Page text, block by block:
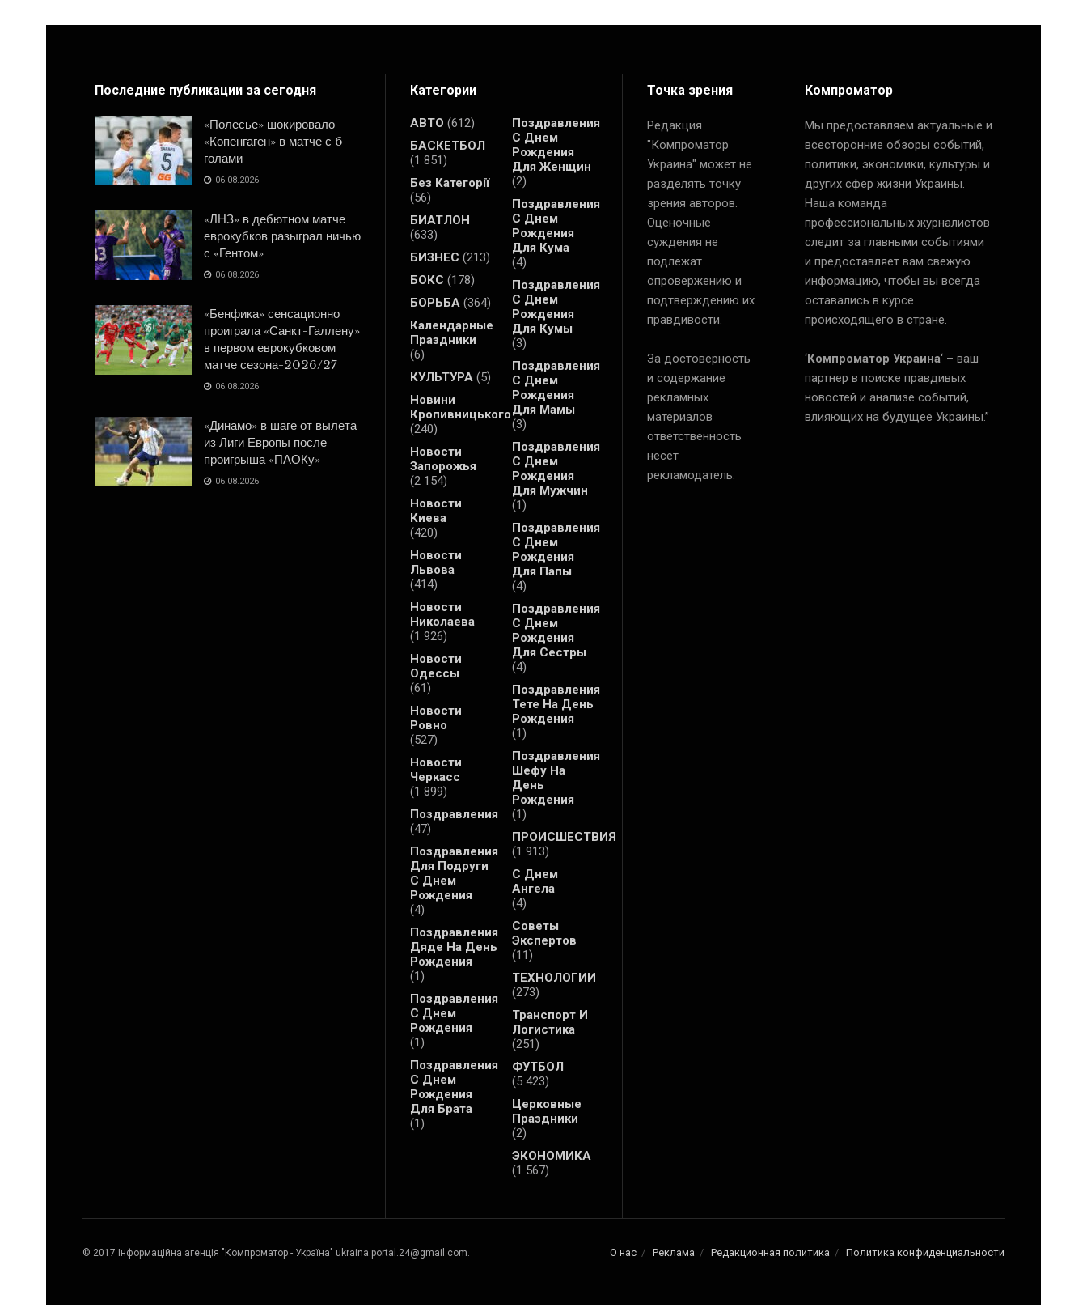
Последние публикации за сегодня
«Полесье» шокировало
«Копенгаген» в матче с 6
голами
06.08.2026
«ЛНЗ» в дебютном матче
еврокубков разыграл ничью
с «Гентом»
06.08.2026
«Бенфика» сенсационно
проиграла «Санкт-Галлену»
в первом еврокубковом
матче сезона-2026/27
06.08.2026
«Динамо» в шаге от вылета
из Лиги Европы после
проигрыша «ПАОКу»
06.08.2026
Категории
АВТО (612)
БАСКЕТБОЛ
(1 851)
Без Категорії
(56)
БИАТЛОН
(633)
БИЗНЕС (213)
БОКС (178)
БОРЬБА (364)
Календарные
Праздники
(6)
КУЛЬТУРА (5)
Новини
Кропивницького
(240)
Новости
Запорожья
(2 154)
Новости
Киева
(420)
Новости
Львова
(414)
Новости
Николаева
(1 926)
Новости
Одессы
(61)
Новости
Ровно
(527)
Новости
Черкасс
(1 899)
Поздравления
(47)
Поздравления
Для Подруги
С Днем
Рождения
(4)
Поздравления
Дяде На День
Рождения
(1)
Поздравления
С Днем
Рождения
(1)
Поздравления
С Днем
Рождения
Для Брата
(1)
Поздравления
С Днем
Рождения
Для Женщин
(2)
Поздравления
С Днем
Рождения
Для Кума
(4)
Поздравления
С Днем
Рождения
Для Кумы
(3)
Поздравления
С Днем
Рождения
Для Мамы
(3)
Поздравления
С Днем
Рождения
Для Мужчин
(1)
Поздравления
С Днем
Рождения
Для Папы
(4)
Поздравления
С Днем
Рождения
Для Сестры
(4)
Поздравления
Тете На День
Рождения
(1)
Поздравления
Шефу На
День
Рождения
(1)
ПРОИСШЕСТВИЯ
(1 913)
С Днем
Ангела
(4)
Советы
Экспертов
(11)
ТЕХНОЛОГИИ
(273)
Транспорт И
Логистика
(251)
ФУТБОЛ
(5 423)
Церковные
Праздники
(2)
ЭКОНОМИКА
(1 567)
Точка зрения
Редакция
"Компроматор
Украина" может не
разделять точку
зрения авторов.
Оценочные
суждения не
подлежат
опровержению и
подтверждению их
правдивости.
За достоверность
и содержание
рекламных
материалов
ответственность
несет
рекламодатель.
Компроматор
Мы предоставляем актуальные и
всесторонние обзоры событий,
политики, экономики, культуры и
других сфер жизни Украины.
Наша команда
профессиональных журналистов
следит за главными событиями
и предоставляет вам свежую
информацию, чтобы вы всегда
оставались в курсе
происходящего в стране.
‘Компроматор Украина‘ – ваш
партнер в поиске правдивых
новостей и анализе событий,
влияющих на будущее Украины.”
О нас Реклама Редакционная политика Политика конфиденциальности
© 2017 Інформаційна агенція "Компроматор - Україна" ukraina.portal.24@gmail.com.